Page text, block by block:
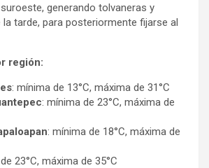
generando tolvaneras y
tarde, para posteriormente fijarse al
región:
: mínima de 13°C, máxima de 31°C
: mínima de 23°C, máxima de
: mínima de 18°C, máxima de
23°C, máxima de 35°C